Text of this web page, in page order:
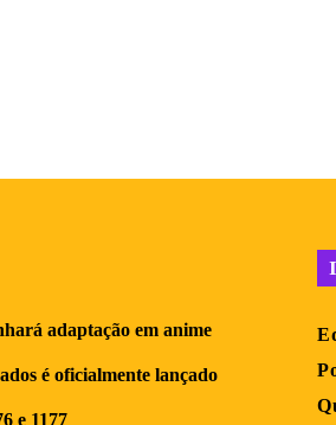
adaptação em anime
é oficialmente lançado
e 1177